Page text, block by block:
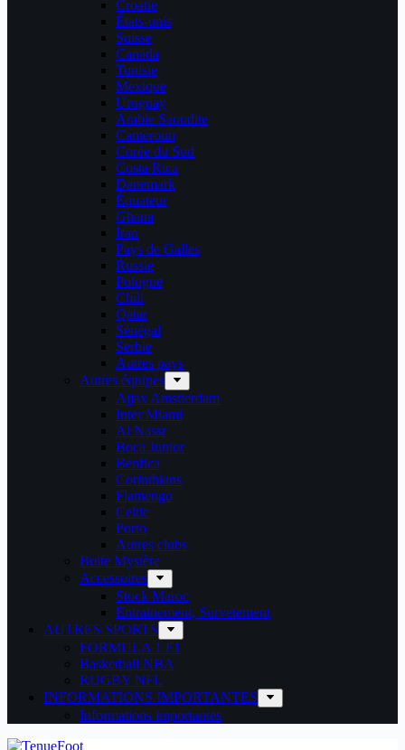
Croatie
États-unis
Suisse
Canada
Tunisie
Mexique
Uruguay
Arabie Saoudite
Cameroun
Corée du Sud
Costa Rica
Danemark
Équateur
Ghana
Iran
Pays de Galles
Russie
Pologne
Chili
Qatar
Sénégal
Serbie
Autres pays
Autres équipes
Ajjax Amstterdam
Inter Miami
Al Nassr
Boca Junior
Benfica
Corinthians
Flamengo
Celtic
Porto
Autres clubs
Boite Mystère
Accessoires
Stock Maroc
Entrainement, Survetement
AUTRES SPORTS
FORMULA 1 F1
Basketball NBA
RUGBY NFL
INFORMATIONS IMPORTANTES
Informations importantes